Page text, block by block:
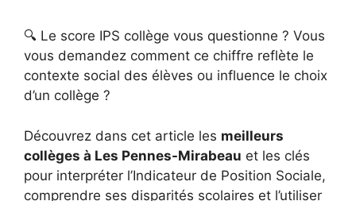
🔍 Le score IPS collège vous questionne ? Vous
vous demandez comment ce chiffre reflète le
contexte social des élèves ou influence le choix
d’un collège ?
Découvrez dans cet article les meilleurs
collèges à Les Pennes-Mirabeau et les clés
pour interpréter l’Indicateur de Position Sociale,
comprendre ses disparités scolaires et l’utiliser